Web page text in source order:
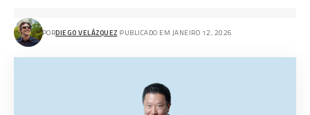
PORDIEGO VELÁZQUEZ PUBLICADO EM JANEIRO 12, 2026